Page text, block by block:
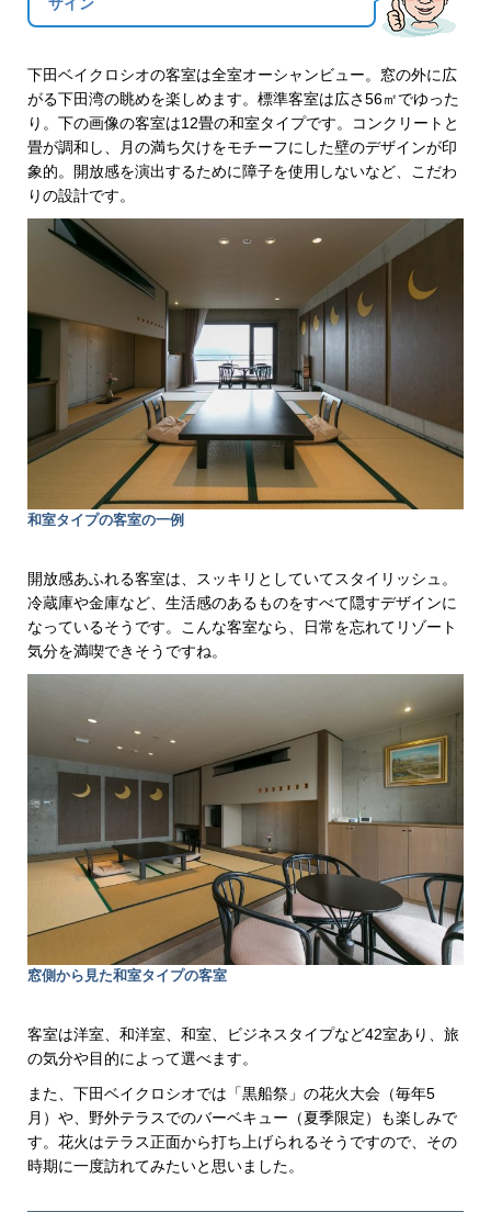
下田ベイクロシオの客室は全室オーシャンビュー。窓の外に広
がる下田湾の眺めを楽しめます。標準客室は広さ56㎡でゆった
り。下の画像の客室は12畳の和室タイプです。コンクリートと
畳が調和し、月の満ち欠けをモチーフにした壁のデザインが印
象的。開放感を演出するために障子を使用しないなど、こだわ
りの設計です。
和室タイプの客室の一例
開放感あふれる客室は、スッキリとしていてスタイリッシュ。
冷蔵庫や金庫など、生活感のあるものをすべて隠すデザインに
なっているそうです。こんな客室なら、日常を忘れてリゾート
気分を満喫できそうですね。
窓側から見た和室タイプの客室
客室は洋室、和洋室、和室、ビジネスタイプなど42室あり、旅
の気分や目的によって選べます。
また、下田ベイクロシオでは「黒船祭」の花火大会（毎年5
月）や、野外テラスでのバーベキュー（夏季限定）も楽しみで
す。花火はテラス正面から打ち上げられるそうですので、その
時期に一度訪れてみたいと思いました。